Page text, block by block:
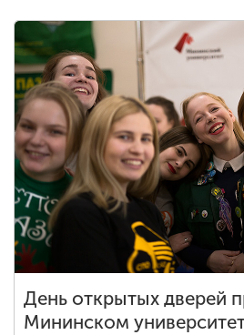
День открытых дверей
Мининском